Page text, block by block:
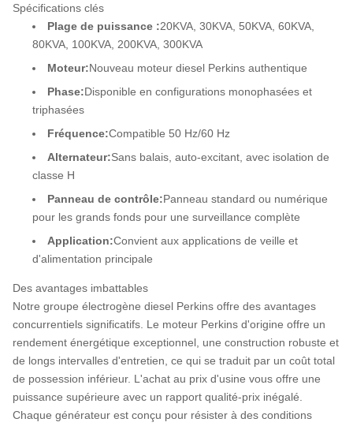
Spécifications clés
Plage de puissance :20KVA, 30KVA, 50KVA, 60KVA,
80KVA, 100KVA, 200KVA, 300KVA
Moteur:Nouveau moteur diesel Perkins authentique
Phase:Disponible en configurations monophasées et
triphasées
Fréquence:Compatible 50 Hz/60 Hz
Alternateur:Sans balais, auto-excitant, avec isolation de
classe H
Panneau de contrôle:Panneau standard ou numérique
pour les grands fonds pour une surveillance complète
Application:Convient aux applications de veille et
d'alimentation principale
Des avantages imbattables
Notre groupe électrogène diesel Perkins offre des avantages
concurrentiels significatifs. Le moteur Perkins d'origine offre un
rendement énergétique exceptionnel, une construction robuste et
de longs intervalles d'entretien, ce qui se traduit par un coût total
de possession inférieur. L'achat au prix d'usine vous offre une
puissance supérieure avec un rapport qualité-prix inégalé.
Chaque générateur est conçu pour résister à des conditions